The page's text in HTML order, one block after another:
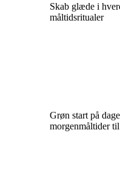
Skab glæde i
måltidsritualer
Grøn start på
morgenmåltider